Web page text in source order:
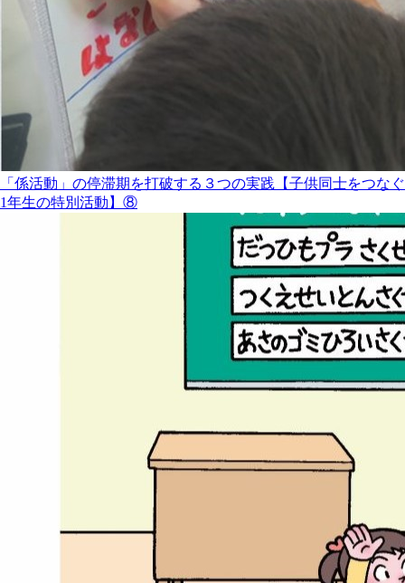
「係活動」の停滞期を打破する３つの実践【子供同士をつなぐ
1年生の特別活動】⑧